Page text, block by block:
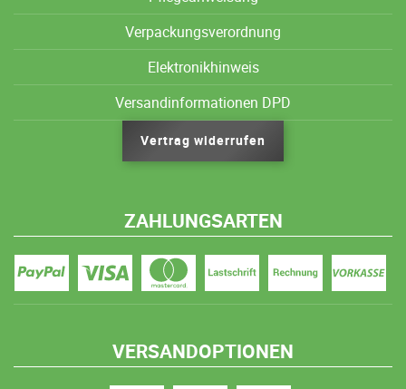
Verpackungsverordnung
Elektronikhinweis
Versandinformationen DPD
Vertrag widerrufen
ZAHLUNGSARTEN
VERSANDOPTIONEN